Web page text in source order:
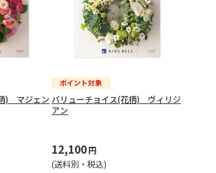
) マジェン バリューチョイス(花柄) ヴィリジ
アン
12,100円
(送料別・税込)